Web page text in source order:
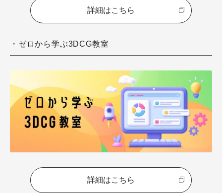
詳細はこちら
・ゼロから学ぶ3DCG教室
詳細はこちら